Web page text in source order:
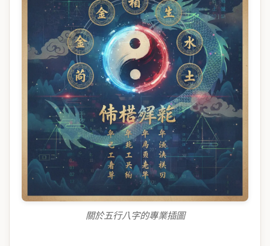
關於五行八字的專業插圖